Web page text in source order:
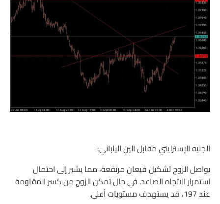
الجنيه الإسترليني مقابل الين الياباني:
يواصل الزوج تشكيل قيعان مرتفعة، مما يشير إلى احتمال
استمرار الاتجاه الصاعد. في حال تمكن الزوج من كسر المقاومة
عند 197، قد يستهدف مستويات أعلى.